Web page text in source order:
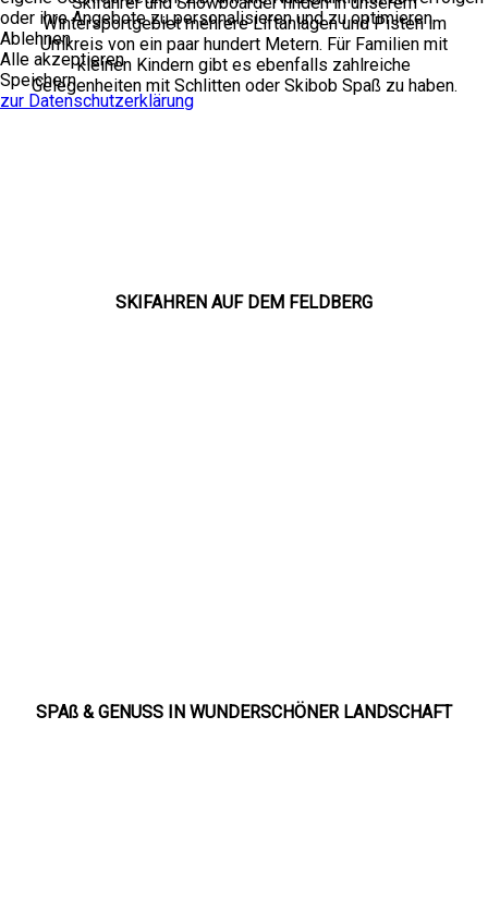
Wintersportgebiet mehrere Liftanlagen und Pisten im
Umkreis von ein paar hundert Metern. Für Familien mit
kleinen Kindern gibt es ebenfalls zahlreiche
Gelegenheiten mit Schlitten oder Skibob Spaß zu haben.
SKIFAHREN AUF DEM FELDBERG
SPAß & GENUSS IN WUNDERSCHÖNER LANDSCHAFT
oder ihre Angebote zu personalisieren und zu optimieren.
Ablehnen
Alle akzeptieren
Speichern
zur Datenschutzerklärung